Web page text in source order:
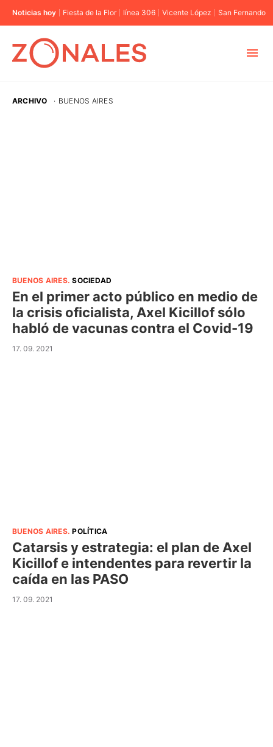
Noticias hoy Fiesta de la Flor línea 306 Vicente López San Fernando
ARCHIVO · BUENOS AIRES
BUENOS AIRES.SOCIEDAD
En el primer acto público en medio de
la crisis oficialista, Axel Kicillof sólo
habló de vacunas contra el Covid-19
17. 09. 2021
BUENOS AIRES.POLÍTICA
Catarsis y estrategia: el plan de Axel
Kicillof e intendentes para revertir la
caída en las PASO
17. 09. 2021